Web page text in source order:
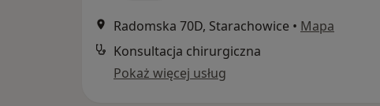
Radomska 70D, Starachowice • Mapa
Konsultacja chirurgiczna
Pokaż więcej usług